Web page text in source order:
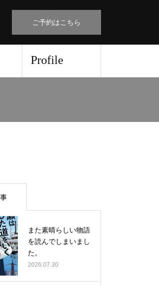
ご予約はこちら
Profile
また素晴らしい物語
を読んでしまいまし
た。
2026.07.30